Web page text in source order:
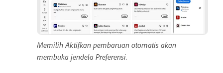
Memilih Aktifkan pembaruan otomatis akan
membuka jendela Preferensi.